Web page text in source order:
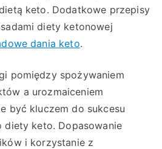
keto. Dodatkowe przepisy
diety ketonowej
dania keto.
pomiędzy spożywaniem
a urozmaiceniem
być kluczem do sukcesu
diety keto. Dopasowanie
i korzystanie z